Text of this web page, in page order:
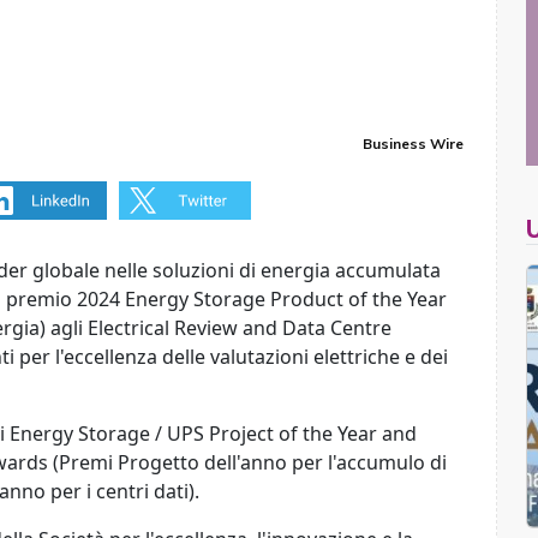
Business Wire
globale nelle soluzioni di energia accumulata
2024 Energy Storage Product of the Year
agli Electrical Review and Data Centre
per l'eccellenza delle valutazioni elettriche e dei
Storage / UPS Project of the Year and
(Premi Progetto dell'anno per l'accumulo di
per i centri dati).